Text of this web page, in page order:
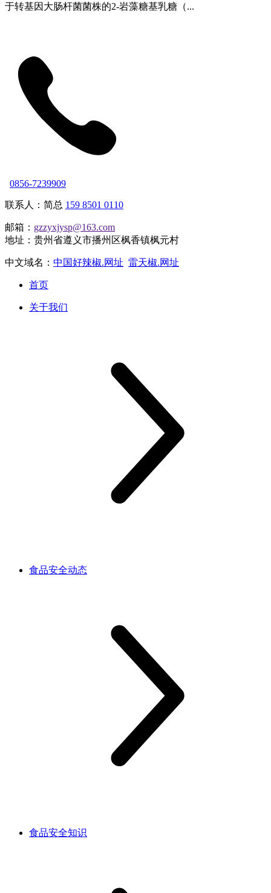
于转基因大肠杆菌菌株的2-岩藻糖基乳糖（...
0856-7239909
联系人：简总 159 8501 0110
邮箱： gzzyxjysp@163.com
地址：贵州省遵义市播州区枫香镇枫元村
中文域名： 中国好辣椒.网址 雷天椒.网址
首页
关于我们
食品安全动态
食品安全知识